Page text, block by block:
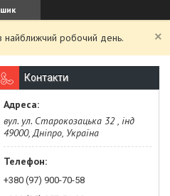
найближчий робочий день.
Контакти
вул. ул. Старокозацька 32 , інд
49000, Дніпро, Україна
+380 (97) 900-70-58